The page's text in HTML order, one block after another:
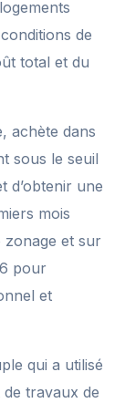
de
total et du
achète dans
sous le seuil
d’obtenir une
mois
zonage et sur
pour
et
qui a utilisé
travaux de